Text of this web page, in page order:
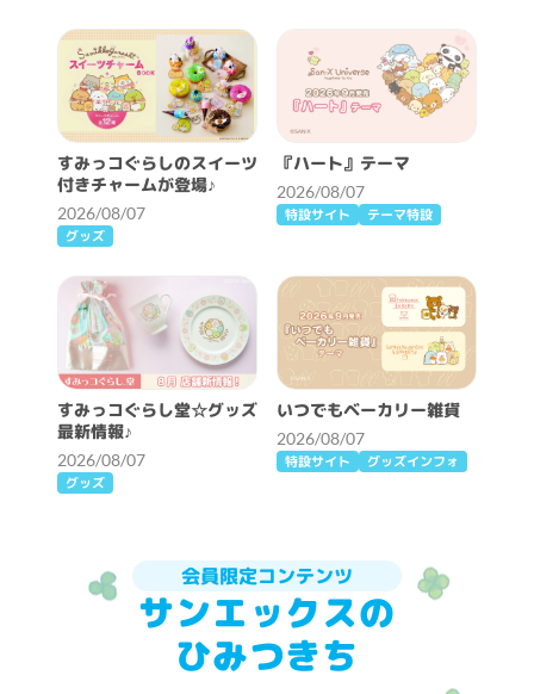
すみっコぐらしのスイーツ
付きチャームが登場♪
2026/08/07
グッズ
『ハート』テーマ
2026/08/07
特設サイト テーマ特設
すみっコぐらし堂☆グッズ
最新情報♪
2026/08/07
グッズ
いつでもベーカリー雑貨
2026/08/07
特設サイト グッズインフォ
会員限定コンテンツ
サンエックスの
ひみつきち